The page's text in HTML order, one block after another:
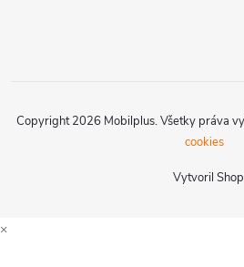
Vytvoril
Copyright 2026 Mobilplus. Všetky práva
cookies
×